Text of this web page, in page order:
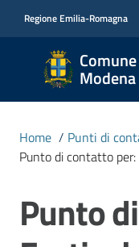
Regione Emilia-Romagna
Modena
Comune
di
Modena
CIVICA
MONET
Amministrazione
Home / Punti di
Punto di contatto
Salta al contenuto
Punto